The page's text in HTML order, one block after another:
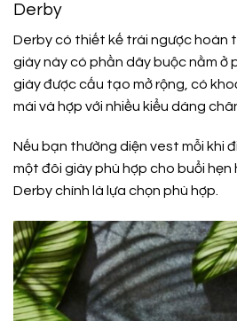
Derby
Derby có thiết kế trái ngược hoàn
giày này có phần dây buộc nằm ở
giày được cấu tạo mở rộng, có
mái và hợp với nhiều kiểu dáng
Nếu bạn thường diện vest mỗi khi
một đôi giày phù hợp cho buổi hẹn
Derby chính là lựa chọn phù hợp.